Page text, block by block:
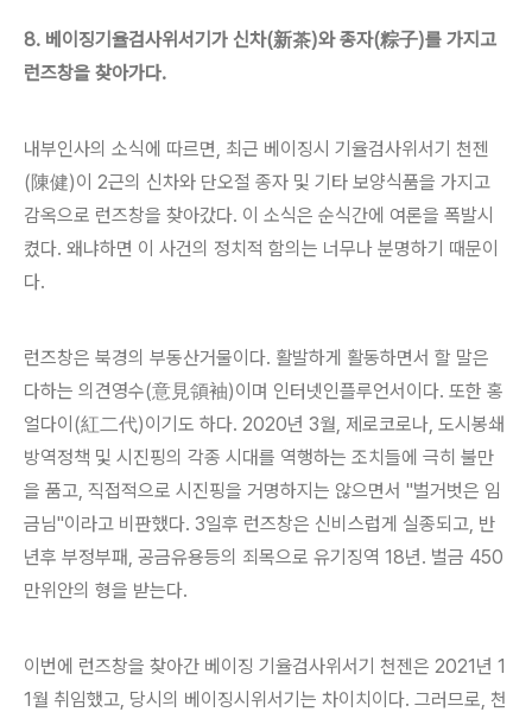
8. 베이징기율검사위서기가 신차(新茶)와 종자(粽子)를 가지고
런즈창을 찾아가다.
내부인사의 소식에 따르면, 최근 베이징시 기율검사위서기 천젠
(陳健)이 2근의 신차와 단오절 종자 및 기타 보양식품을 가지고
감옥으로 런즈창을 찾아갔다. 이 소식은 순식간에 여론을 폭발시
켰다. 왜냐하면 이 사건의 정치적 함의는 너무나 분명하기 때문이
다.
런즈창은 북경의 부동산거물이다. 활발하게 활동하면서 할 말은
다하는 의견영수(意見領袖)이며 인터넷인플루언서이다. 또한 홍
얼다이(紅二代)이기도 하다. 2020년 3월, 제로코로나, 도시봉쇄
방역정책 및 시진핑의 각종 시대를 역행하는 조치들에 극히 불만
을 품고, 직접적으로 시진핑을 거명하지는 않으면서 "벌거벗은 임
금님"이라고 비판했다. 3일후 런즈창은 신비스럽게 실종되고, 반
년후 부정부패, 공금유용등의 죄목으로 유기징역 18년. 벌금 450
만위안의 형을 받는다.
이번에 런즈창을 찾아간 베이징 기율검사위서기 천젠은 2021년 1
1월 취임했고, 당시의 베이징시위서기는 차이치이다. 그러므로, 천